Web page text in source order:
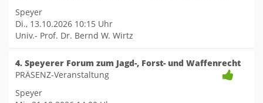
Speyer
Di., 13.10.2026 10:15 Uhr
Univ.- Prof. Dr. Bernd W. Wirtz
4. Speyerer Forum zum Jagd-, Forst- und Waffenrecht
PRÄSENZ-Veranstaltung
Speyer